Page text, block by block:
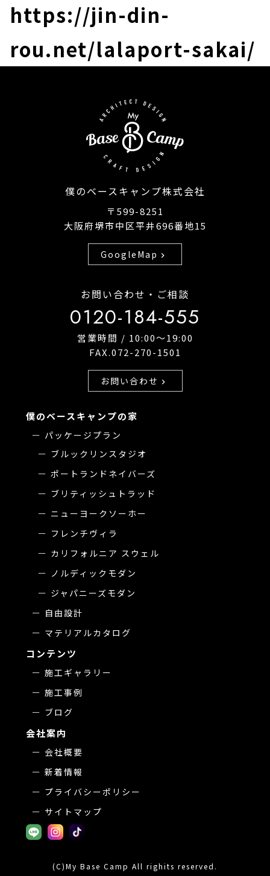
https://jin-din-
rou.net/lalaport-sakai/
僕のベースキャンプ株式会社
〒599-8251
大阪府堺市中区平井696番地15
GoogleMap chevron_right
お問い合わせ・ご相談
0120-184-555
営業時間 / 10:00〜19:00
FAX.072-270-1501
お問い合わせ chevron_right
僕のベースキャンプの家
パッケージプラン
ブルックリンスタジオ
ポートランドネイバーズ
ブリティッシュトラッド
ニューヨークソーホー
フレンチヴィラ
カリフォルニア スウェル
ノルディックモダン
ジャパニーズモダン
自由設計
マテリアルカタログ
コンテンツ
施工ギャラリー
施工事例
ブログ
会社案内
会社概要
新着情報
プライバシーポリシー
サイトマップ
(C)My Base Camp All righits reserved.